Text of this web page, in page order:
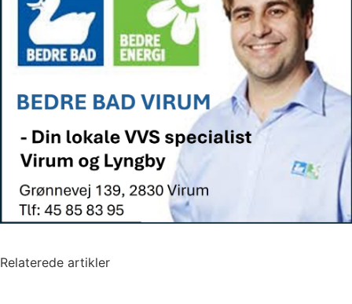
Relaterede artikler